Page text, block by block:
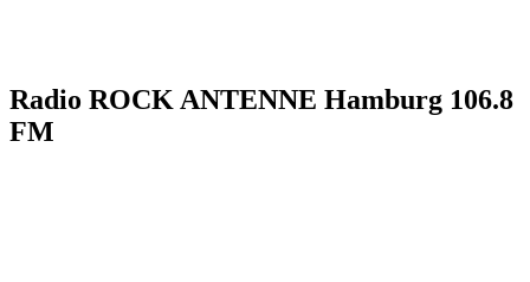
Radio ROCK ANTENNE Hamburg 106.8
FM